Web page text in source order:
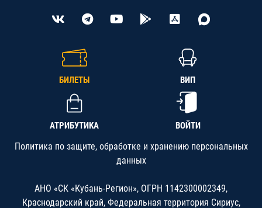
БИЛЕТЫ ВИП
АТРИБУТИКА ВОЙТИ
Политика по защите, обработке и хранению персональных
данных
АНО «СК «Кубань-Регион», ОГРН 1142300002349,
Краснодарский край, Федеральная территория Сириус,